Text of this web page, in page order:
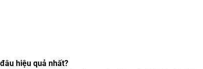
hiệu quả nhất?